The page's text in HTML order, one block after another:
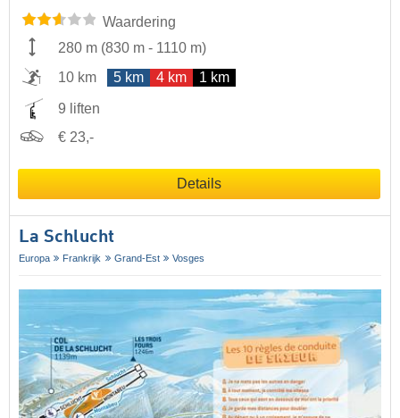
Waardering
280 m (830 m - 1110 m)
10 km
5 km 4 km 1 km
9 liften
€ 23,-
Details
La Schlucht
Europa Frankrijk Grand-Est Vosges